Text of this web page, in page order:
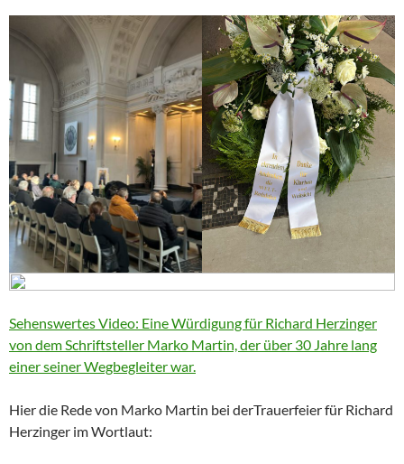
Sehenswertes Video: Eine Würdigung für Richard Herzinger
von dem Schriftsteller Marko Martin, der über 30 Jahre lang
einer seiner Wegbegleiter war.
Hier die Rede von Marko Martin bei derTrauerfeier für Richard
Herzinger im Wortlaut: